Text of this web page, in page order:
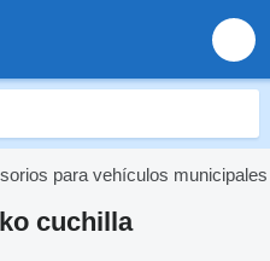
para vehículos municipales
cuchilla